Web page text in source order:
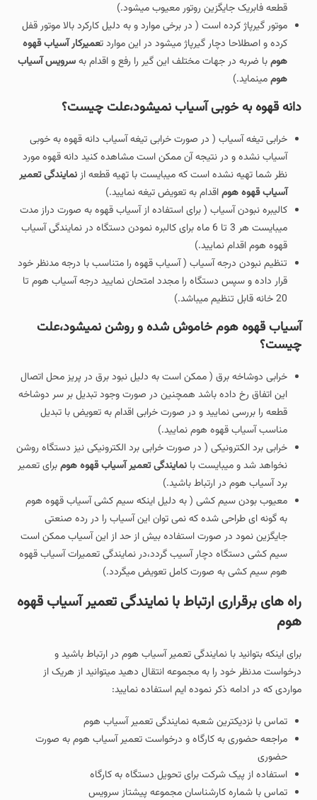
قطعه فابریک جایگزین روتور معیوب میشود.)
موتور گیرپاژ کرده است ( در برخی موارد و به دلیل کارکرد بالا موتور قفل
کرده و اصطلاحا دچار گیرپاژ میشود در این موارد تعمیرکار آسیاب قهوه
هومبا ضربه در جهات مختلف این گیر را رفع و اقدام بهسرویس آسیاب
هوممینماید.)
دانه قهوه به خوبی آسیاب نمیشود،علت چیست؟
خرابی تیغه آسیاب ( در صورت خرابی تیغه آسیاب دانه قهوه به خوبی
آسیاب نشده و در نتیجه آن ممکن است مشاهده کنید دانه قهوه مورد
نظر شما تهیه نشده است که میبایست با تهیه قطعه ازنمایندگی تعمیر
آسیاب قهوه هوماقدام به تعویض تیغه نمایید.)
کالیبره نبودن آسیاب ( برای استفاده از آسیاب قهوه به صورت دراز مدت
میبایست هر 3 تا 6 ماه برای کالبره نمودن دستگاه در نمایندگی آسیاب
قهوه هوم اقدام نمایید.)
تنظیم نبودن درجه آسیاب ( آسیاب قهوه را متناسب با درجه مدنظر خود
قرار داده و سپس دستگاه را مجدد امتحان نمایید درجه آسیاب هوم تا
20 خانه قابل تنظیم میباشد.)
آسیاب قهوه هوم خاموش شده و روشن نمیشود،علت
چیست؟
خرابی دوشاخه برق ( ممکن است به دلیل نبود برق در پریز محل اتصال
این اتفاق رخ داده باشد همچنین در صورت وجود تبدیل بر سر دوشاخه
قطعه را بررسی نمایید و در صورت خرابی اقدام به تعویض با تبدیل
مناسب آسیاب قهوه هوم نمایید.)
خرابی برد الکترونیکی ( در صورت خرابی برد الکترونیکی نیز دستگاه روشن
نخواهد شد و میبایست بانمایندگی تعمیر آسیاب قهوه هومبرای تعمیر
برد آسیاب هوم در ارتباط باشید.)
معیوب بودن سیم کشی ( به دلیل اینکه سیم کشی آسیاب قهوه هوم
به گونه ای طراحی شده که نمی توان این آسیاب را در رده صنعتی
جایگزین نمود در صورت استفاده بیش از حد از این آسیاب ممکن است
سیم کشی دستگاه دچار آسیب گردد،در نمایندگی تعمیرات آسیاب قهوه
هوم سیم کشی به صورت کامل تعویض میگردد.)
راه های برقراری ارتباط با نمایندگی تعمیر آسیاب قهوه
هوم
برای اینکه بتوانید با نمایندگی تعمیر آسیاب هوم در ارتباط باشید و
درخواست مدنظر خود را به مجموعه انتقال دهید میتوانید از هریک از
مواردی که در ادامه ذکر نموده ایم استفاده نمایید:
تماس با نزدیکترین شعبه نمایندگی تعمیر آسیاب هوم
مراجعه حضوری به کارگاه و درخواست تعمیر آسیاب هوم به صورت
حضوری
استفاده از پیک شرکت برای تحویل دستگاه به کارگاه
تماس با شماره کارشناسان مجموعه پیشتاز سرویس